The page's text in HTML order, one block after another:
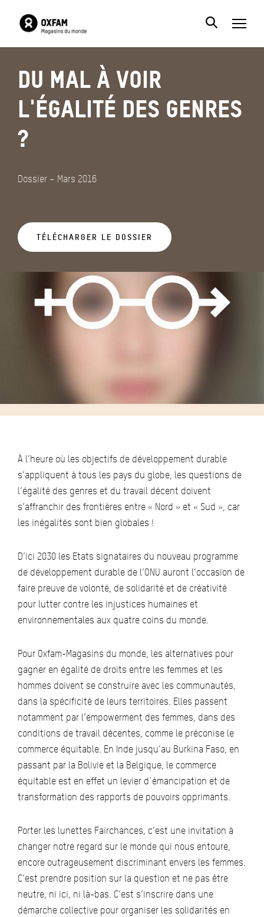
Du mal à voir
l'égalité des genres
?
Dossier – Mars 2016
TÉLÉCHARGER LE DOSSIER
À l’heure où les objectifs de développement durable
s’appliquent à tous les pays du globe, les questions de
l’égalité des genres et du travail décent doivent
s’affranchir des frontières entre « Nord » et « Sud », car
les inégalités sont bien globales !
D’ici 2030 les Etats signataires du nouveau programme
de développement durable de l’ONU auront l’occasion de
faire preuve de volonté, de solidarité et de créativité
pour lutter contre les injustices humaines et
environnementales aux quatre coins du monde.
Pour Oxfam-Magasins du monde, les alternatives pour
gagner en égalité de droits entre les femmes et les
hommes doivent se construire avec les communautés,
dans la spécificité de leurs territoires. Elles passent
notamment par l’empowerment des femmes, dans des
conditions de travail décentes, comme le préconise le
commerce équitable. En Inde jusqu’au Burkina Faso, en
passant par la Bolivie et la Belgique, le commerce
équitable est en effet un levier d´émancipation et de
transformation des rapports de pouvoirs opprimants.
Porter les lunettes Fairchances, c’est une invitation à
changer notre regard sur le monde qui nous entoure,
encore outrageusement discriminant envers les femmes.
C’est prendre position sur la question et ne pas être
neutre, ni ici, ni là-bas. C’est s’inscrire dans une
démarche collective pour organiser les solidarités en